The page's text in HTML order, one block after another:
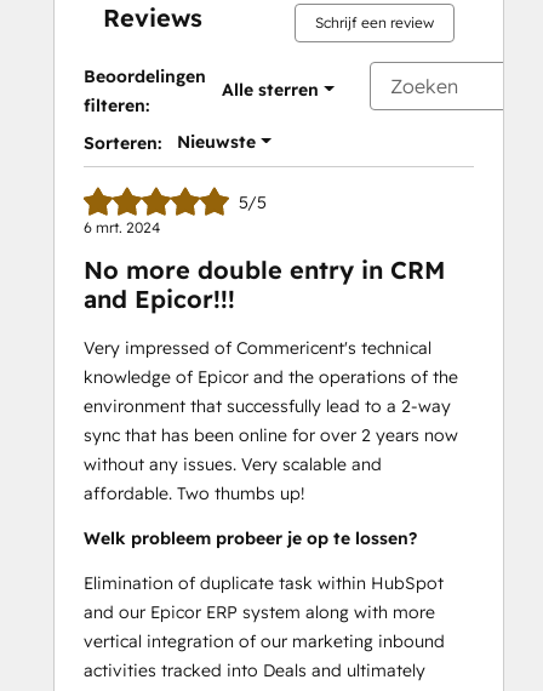
Reviews Schrijf een review
Beoordelingen
filteren:
Alle sterren
Sorteren: Nieuwste
5/5
6 mrt. 2024
No more double entry in CRM
and Epicor!!!
Very impressed of Commericent's technical
knowledge of Epicor and the operations of the
environment that successfully lead to a 2-way
sync that has been online for over 2 years now
without any issues. Very scalable and
affordable. Two thumbs up!
Welk probleem probeer je op te lossen?
Elimination of duplicate task within HubSpot
and our Epicor ERP system along with more
vertical integration of our marketing inbound
activities tracked into Deals and ultimately